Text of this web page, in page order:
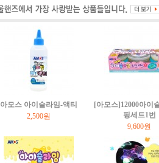
아모스 아이슬라임-액티
2,500원
[아모스]12000아이
핑세트1번
9,600원